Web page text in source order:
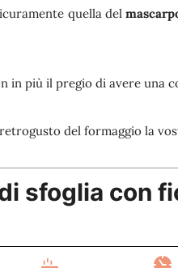
quella del
in più il pregio di avere una
del formaggio la
sfoglia con